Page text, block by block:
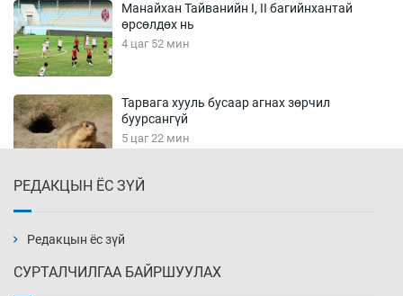
Манайхан Тайванийн I, II багийнхантай
өрсөлдөх нь
4 цаг 52 мин
Тарвага хууль бусаар агнах зөрчил
буурсангүй
5 цаг 22 мин
5 цаг 52 мин
РЕДАКЦЫН ЁС ЗҮЙ
Редакцын ёс зүй
СУРТАЛЧИЛГАА БАЙРШУУЛАХ